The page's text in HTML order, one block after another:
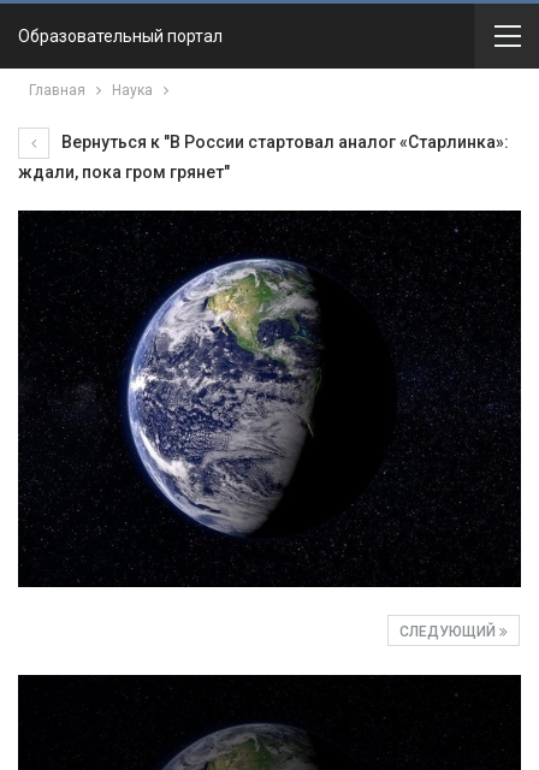
Образовательный портал
Главная Наука
Вернуться к "В России стартовал аналог «Старлинка»:
ждали, пока гром грянет"
СЛЕДУЮЩИЙ